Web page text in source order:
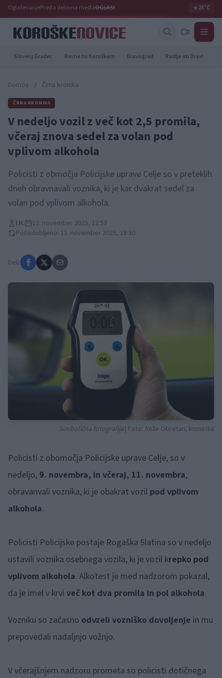
OglaševanjeProsta delovna mestaOGLASI ☀️25°C
Slovenj Gradec Ravne na Koroškem Dravograd Radlje ob Dravi
Domov / Črna kronika
ČRNA KRONIKA
V nedeljo vozil z več kot 2,5 promila,
včeraj znova sedel za volan pod
vplivom alkohola
Policisti z območja Policijske uprave Celje so v preteklih
dneh obravnavali voznika, ki je kar dvakrat sedel za
volan pod vplivom alkohola.
I.H.
12. november 2025, 12:53
Posodobljeno: 13. november 2025, 18:50
Deli:
Simbolična fotografija | Foto: Anže Obretan, knmedia
Policisti z obomočja Policijske uprave Celje, so v
nedeljo, 9. novembra, in včeraj, 11. novembra,
obravanvali voznika, ki je obakrat vozil pod vplivom
alkohola.
Policisti Policijske postaje Rogaška Slatina so v nedeljo
ustavili voznika osebnega vozila, ki je vozil krepko pod
vplivom alkohola. Alkotest je med nadzorom pokazal,
da je imel v krvi več kot dva promila in pol alkohola.
Vozniku so začasno odvzeli vozniško dovoljenje in mu
prepovedali nadaljnjo vožnjo.
V včerajšnjem nadzoru prometa so policisti dotičnega